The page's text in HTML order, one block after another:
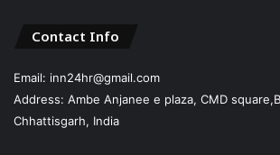
Contact Info
Email: inn24hr@gmail.com
Address: Ambe Anjanee e plaza, CMD
Chhattisgarh, India